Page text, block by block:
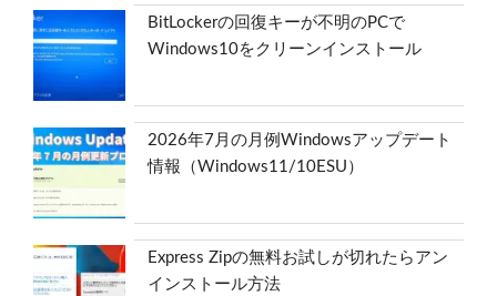
BitLockerの回復キーが不明のPCで
Windows10をクリーンインストール
2026年7月の月例Windowsアップデート
情報（Windows11/10ESU）
Express Zipの無料お試しが切れたらアン
インストール方法